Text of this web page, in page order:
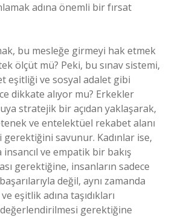
adına önemli bir fırsat
bu mesleğe girmeyi hak etmek
ölçüt mü? Peki, bu sınav sistemi,
eşitliği ve sosyal adalet gibi
dikkate alıyor mu? Erkekler
stratejik bir açıdan yaklaşarak,
ve entelektüel rekabet alanı
savunur. Kadınlar ise,
ve empatik bir bakış
gerektiğine, insanların sadece
değil, aynı zamanda
eşitlik adına taşıdıkları
gerektiğine